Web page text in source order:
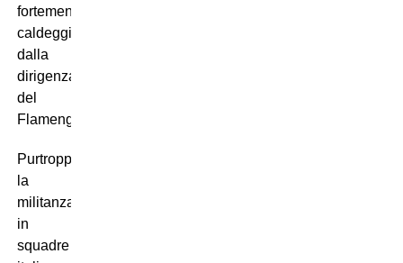
fortemente
caldeggiata
dalla
dirigenza
del
Flamengo.
Purtroppo
la
militanza
in
squadre